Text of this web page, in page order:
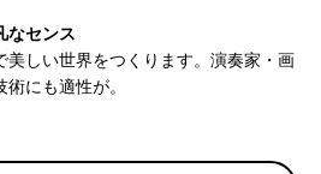
なセンス
美しい世界をつくります。演奏家・画
にも適性が。